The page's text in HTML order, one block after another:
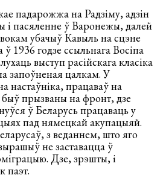
падарожжа на Радзіму, адзін
і пасяленне ў Варонежы, далей
убачыў Кавыль на сцэне
ў 1936 годзе ссыльнага Восіпа
выступ расійскага класіка
запоўненая цалкам. У
настаўніка, працаваў на
быў прызваны на фронт, дзе
ў Беларусь працаваць у
пад нямецкай акупацыяй.
з веданнем, што яго
не заставацца ў
Дзе, зрэшты, і
паэт.